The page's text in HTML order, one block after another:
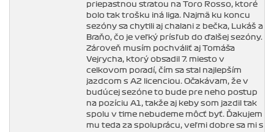
priepastnou stratou na Toro Rosso, ktoré
bolo tak trošku iná liga. Najmä ku koncu
sezóny sa chytili aj chalani z bečka, Lukáš a
Braňo, čo je veľký prísľub do ďalšej sezóny.
Zároveň musím pochváliť aj Tomáša
Vejrycha, ktorý obsadil 7. miesto v
celkovom poradí, čím sa stal najlepším
jazdcom s A2 licenciou. Očakávam, že v
budúcej sezóne to bude pre neho postup
na pozíciu A1, takže aj keby som jazdil tak
spolu v time nebudeme môcť byť. Ďakujem
mu teda za spoluprácu, veľmi dobre sa mi s